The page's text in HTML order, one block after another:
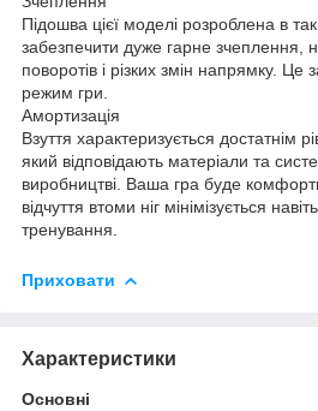
Підошва цієї моделі розроблена в
забезпечити дуже гарне зчеплення,
поворотів і різких змін напрямку. Це
режим гри.
Амортизація
Взуття характеризується достатнім
який відповідають матеріали та
виробництві. Ваша гра буде
відчуття втоми ніг мінімізується
тренування.
Приховати
Характеристики
Основні